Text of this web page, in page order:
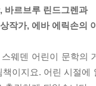
바르브루 린드그렌과
작가, 에바 에릭손의
스웨덴 어린이 문학
이지요. 어린 시절